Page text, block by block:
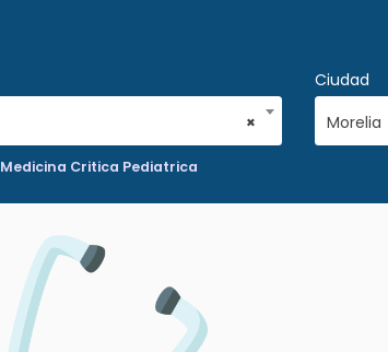
×
Ciudad
Morelia
Medicina Critica Pediatrica